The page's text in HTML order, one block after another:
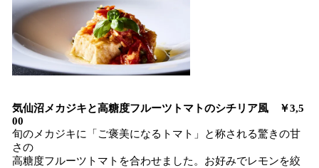
気仙沼メカジキと高糖度フルーツトマトのシチリア風 ￥3,5
00
旬のメカジキに「ご褒美になるトマト」と称される驚きの甘
さの
高糖度フルーツトマトを合わせました。お好みでレモンを絞